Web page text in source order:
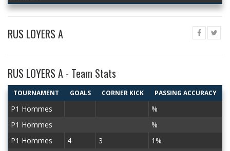
RUS LOYERS A
RUS LOYERS A - Team Stats
TOURNAMENT GOALS CORNER KICK PASSING ACCURACY
P1 Hommes
%
P1 Hommes
%
P1 Hommes
4 3
1%